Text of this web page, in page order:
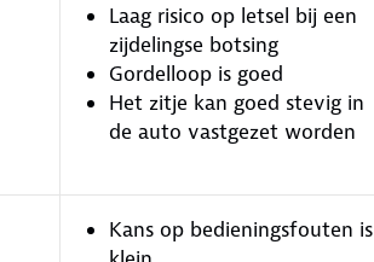
Laag risico op letsel bij een
zijdelingse botsing
Gordelloop is goed
Het zitje kan goed stevig in
de auto vastgezet worden
Kans op bedieningsfouten is